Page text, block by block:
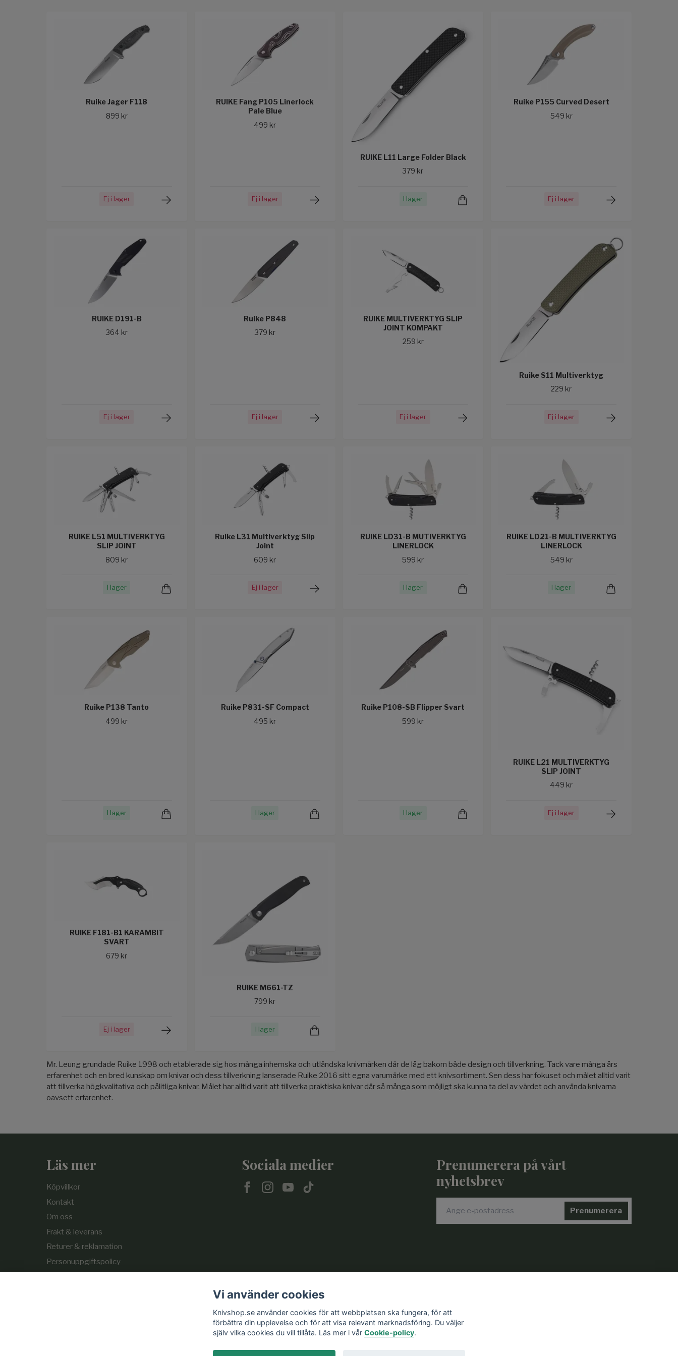
Ruike Jager F118
899 kr
Ej i lager
RUIKE Fang P105 Linerlock
Pale Blue
499 kr
Ej i lager
RUIKE L11 Large Folder Black
379 kr
I lager
Ruike P155 Curved Desert
549 kr
Ej i lager
RUIKE D191-B
364 kr
Ej i lager
Ruike P848
379 kr
Ej i lager
RUIKE MULTIVERKTYG SLIP
JOINT KOMPAKT
259 kr
Ej i lager
Ruike S11 Multiverktyg
229 kr
Ej i lager
RUIKE L51 MULTIVERKTYG
SLIP JOINT
809 kr
I lager
Ruike L31 Multiverktyg Slip
Joint
609 kr
Ej i lager
RUIKE LD31-B MUTIVERKTYG
LINERLOCK
599 kr
I lager
RUIKE LD21-B MULTIVERKTYG
LINERLOCK
549 kr
I lager
Ruike P138 Tanto
499 kr
I lager
Ruike P831-SF Compact
495 kr
I lager
Ruike P108-SB Flipper Svart
599 kr
I lager
RUIKE L21 MULTIVERKTYG
SLIP JOINT
449 kr
Ej i lager
RUIKE F181-B1 KARAMBIT
SVART
679 kr
Ej i lager
RUIKE M661-TZ
799 kr
I lager
Mr. Leung grundade Ruike 1998 och etablerade sig hos många inhemska och utländska knivmärken där de låg bakom både design och tillverkning. Tack vare många års
erfarenhet och en bred kunskap om knivar och dess tillverkning lanserade Ruike 2016 sitt egna varumärke med ett knivsortiment. Sen dess har fokuset och målet alltid varit
att tillverka högkvalitativa och pålitliga knivar. Målet har alltid varit att tillverka praktiska knivar där så många som möjligt ska kunna ta del av värdet och använda knivarna
oavsett erfarenhet.
Läs mer
Köpvillkor
Kontakt
Om oss
Frakt & leverans
Returer & reklamation
Personuppgiftspolicy
Sociala medier
Prenumerera på vårt
nyhetsbrev
Prenumerera
Vi använder cookies
Knivshop.se använder cookies för att webbplatsen ska fungera, för att
förbättra din upplevelse och för att visa relevant marknadsföring. Du väljer
själv vilka cookies du vill tillåta. Läs mer i vår Cookie-policy.